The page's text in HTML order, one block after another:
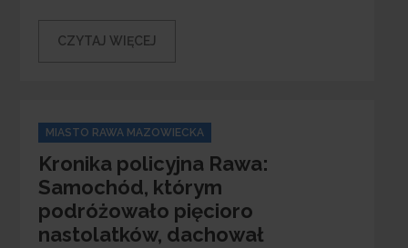
CZYTAJ WIĘCEJ
Categories
MIASTO RAWA MAZOWIECKA
Kronika policyjna Rawa:
Samochód, którym
podróżowało pięcioro
nastolatków, dachował